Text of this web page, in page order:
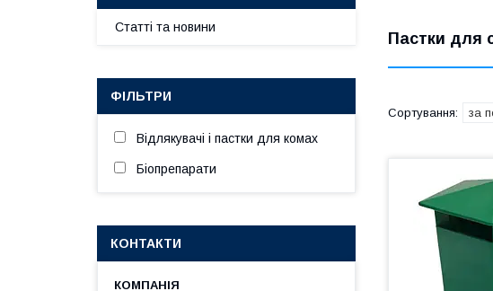
Пастки для
Статті та новини
ФІЛЬТРИ
Відлякувачі і пастки для комах
Біопрепарати
КОНТАКТИ